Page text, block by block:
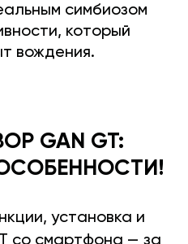
симбиозом
который
вождения.
GAN GT:
установка и
со смартфона — за